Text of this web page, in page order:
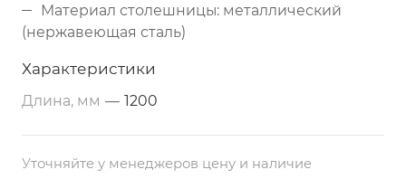
Материал столешницы: металлический
(нержавеющая сталь)
нержавеющей стали
Размеры: 1200х800х860 мм
Тип по назначению: разделочный
Расположение: пристенный
Характеристики
Длина, мм — 1200
Уточняйте у менеджеров цену и наличие